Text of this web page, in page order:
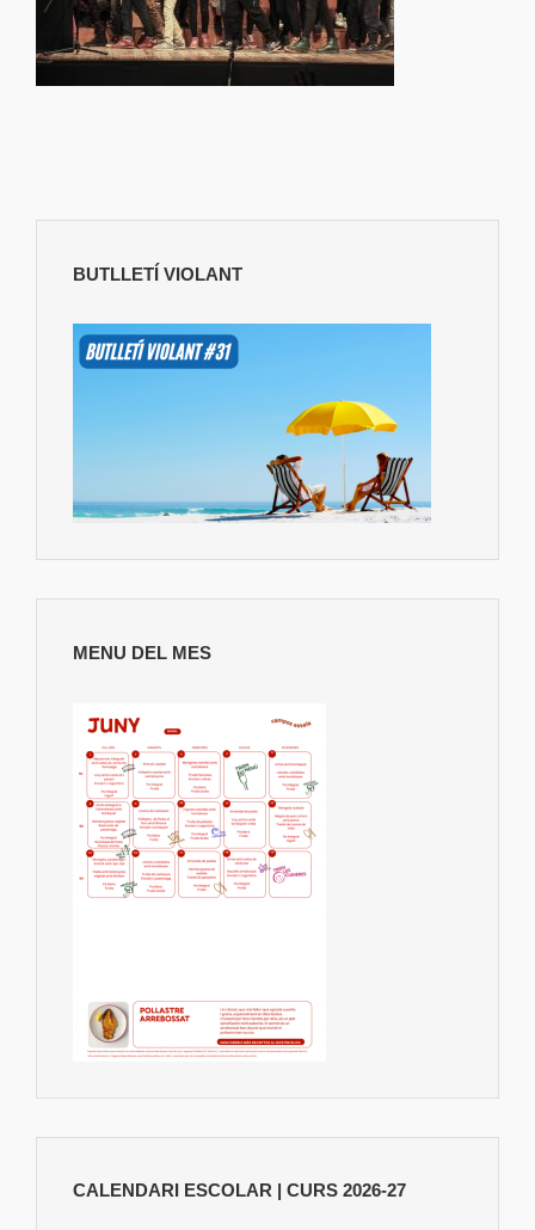
BUTLLETÍ VIOLANT
MENU DEL MES
CALENDARI ESCOLAR | CURS 2026-27